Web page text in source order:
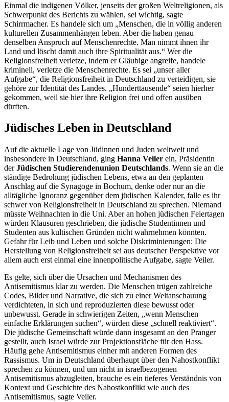
Einmal die indigenen Völker, jenseits der großen Weltreligionen, als
Schwerpunkt des Berichts zu wählen, sei wichtig, sagte
Schirrmacher. Es handele sich um „Menschen, die in völlig anderen
kulturellen Zusammenhängen leben. Aber die haben genau
denselben Anspruch auf Menschenrechte. Man nimmt ihnen ihr
Land und löscht damit auch ihre Spiritualität aus.“ Wer die
Religionsfreiheit verletze, indem er Gläubige angreife, handele
kriminell, verletze die Menschenrechte. Es sei „unser aller
Aufgabe“, die Religionsfreiheit in Deutschland zu verteidigen, sie
gehöre zur Identität des Landes. „Hunderttausende“ seien hierher
gekommen, weil sie hier ihre Religion frei und offen ausüben
dürften.
Jüdisches Leben in Deutschland
Auf die aktuelle Lage von Jüdinnen und Juden weltweit und
insbesondere in Deutschland, ging Hanna Veiler ein, Präsidentin
derJüdischen Studierendenunion Deutschlands. Wenn sie an die
ständige Bedrohung jüdischen Lebens, etwa an den geplanten
Anschlag auf die Synagoge in Bochum, denke oder nur an die
alltägliche Ignoranz gegenüber dem jüdischen Kalender, falle es ihr
schwer von Religionsfreiheit in Deutschland zu sprechen. Niemand
müsste Weihnachten in die Uni. Aber an hohen jüdischen Feiertagen
würden Klausuren geschrieben, die jüdische Studentinnen und
Studenten aus kultischen Gründen nicht wahrnehmen könnten.
Gefahr für Leib und Leben und solche Diskriminierungen: Die
Herstellung von Religionsfreiheit sei aus deutscher Perspektive vor
allem auch erst einmal eine innenpolitische Aufgabe, sagte Veiler.
Es gelte, sich über die Ursachen und Mechanismen des
Antisemitismus klar zu werden. Die Menschen trügen zahlreiche
Codes, Bilder und Narrative, die sich zu einer Weltanschauung
verdichteten, in sich und reproduzierten diese bewusst oder
unbewusst. Gerade in schwierigen Zeiten, „wenn Menschen
einfache Erklärungen suchen“, würden diese „schnell reaktiviert“.
Die jüdische Gemeinschaft würde dann insgesamt an den Pranger
gestellt, auch Israel würde zur Projektionsfläche für den Hass.
Häufig gehe Antisemitismus einher mit anderen Formen des
Rassismus. Um in Deutschland überhaupt über den Nahostkonflikt
sprechen zu können, und um nicht in israelbezogenen
Antisemitismus abzugleiten, brauche es ein tieferes Verständnis von
Kontext und Geschichte des Nahostkonflikt wie auch des
Antisemitismus, sagte Veiler.